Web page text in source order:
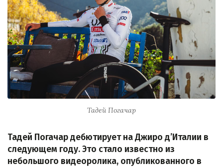
Тадей Погачар
Тадей Погачар дебютирует на Джиро д’Италии в
следующем году. Это стало известно из
небольшого видеоролика, опубликованного в